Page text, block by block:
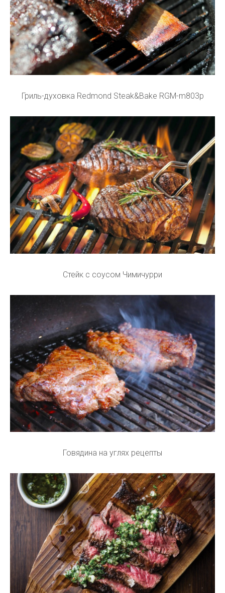
Гриль-духовка Redmond Steak&Bake RGM-m803p
Стейк с соусом Чимичурри
Говядина на углях рецепты